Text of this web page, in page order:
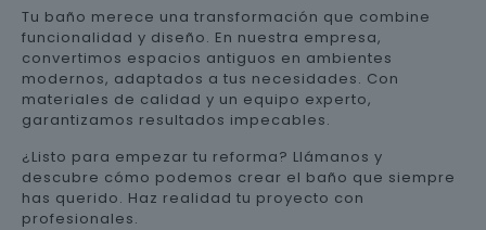
Tu baño merece una transformación que combine
funcionalidad y diseño. En nuestra empresa,
convertimos espacios antiguos en ambientes
modernos, adaptados a tus necesidades. Con
materiales de calidad y un equipo experto,
garantizamos resultados impecables.
¿Listo para empezar tu reforma? Llámanos y
descubre cómo podemos crear el baño que siempre
has querido. Haz realidad tu proyecto con
profesionales.